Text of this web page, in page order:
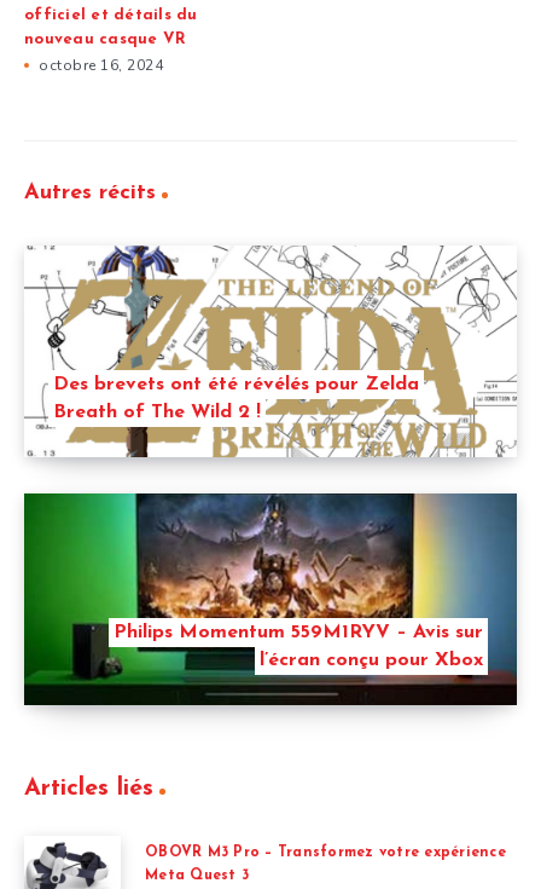
officiel et détails du
nouveau casque VR
octobre 16, 2024
Autres récits
Des brevets ont été révélés pour Zelda
Breath of The Wild 2 !
Philips Momentum 559M1RYV – Avis sur
l’écran conçu pour Xbox
Articles liés
OBOVR M3 Pro – Transformez votre expérience
Meta Quest 3